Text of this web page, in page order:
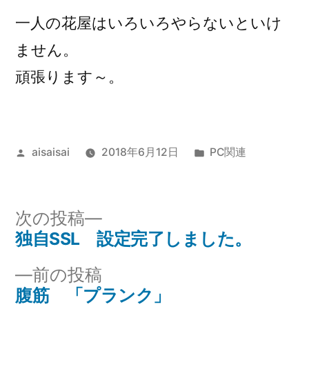
一人の花屋はいろいろやらないといけ
ません。
頑張ります～。
投
aisaisai 2018年6月12日
カ
ー:
PC関連
投
稿
ナ
前の投稿
の
腹筋 「プランク」
次の投稿
次
の
独自SSL 設定完了しました。